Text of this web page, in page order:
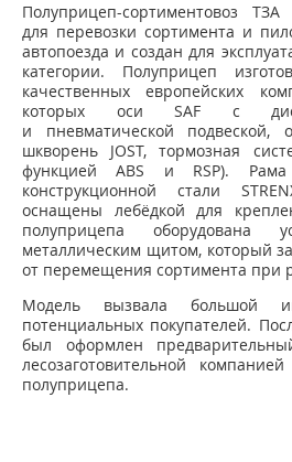
КОНТАКТНАЯ ИНФОРМАЦИЯ
Полуприцеп-сортиментовоз
для перевозки сортимента и
автопоезда и создан для
категории. Полуприцеп
качественных европейских
которых оси SAF с
и пневматической подвеской,
шкворень JOST, тормозная
функцией ABS и RSP).
конструкционной стали
оснащены лебёдкой для
полуприцепа оборудована
металлическим щитом, который
от перемещения сортимента при
Модель вызвала большой
потенциальных покупателей.
был оформлен
лесозаготовительной
полуприцепа.